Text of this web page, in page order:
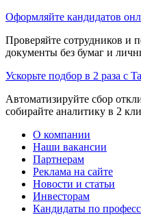
Оформляйте кандидатов
Проверяйте сотрудников и
документы без бумаг и
Ускорьте подбор в 2 раза с
Автоматизируйте сбор
собирайте аналитику в 2
О компании
Наши вакансии
Партнерам
Реклама на сайте
Новости и статьи
Инвесторам
Кандидаты по